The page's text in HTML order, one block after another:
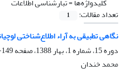
کلیدواژه‌ها =تبارشناسی اطلاعات
تعداد مقالات:
1
نگاهی تطبیقی به آراء اطلاع‌شناختی
دوره 15، شماره 1، بهار 1388، صفحه
149-183
محمد خندان